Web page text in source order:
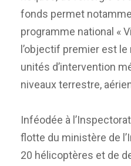
fonds permet
programme national «
l’objectif premier est
unités d’intervention
niveaux terrestre,
Inféodée à
flotte du ministère de
20 hélicoptères et de